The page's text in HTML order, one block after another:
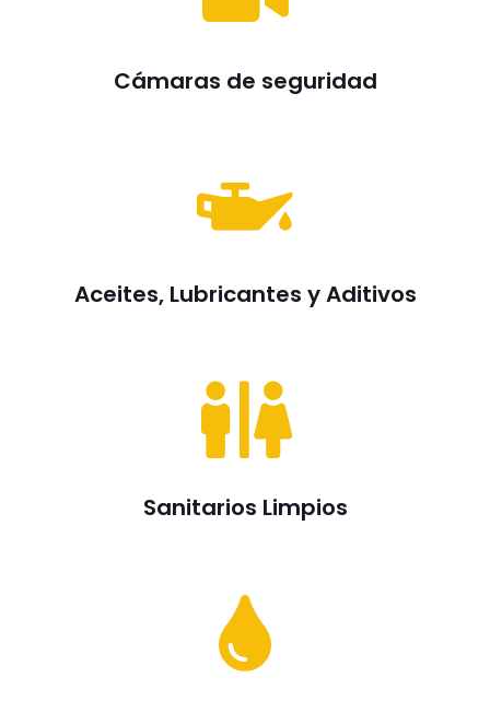
Cámaras de seguridad
Aceites, Lubricantes y Aditivos
Sanitarios Limpios